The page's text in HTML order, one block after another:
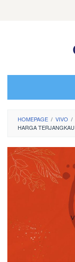
HOMEPAGE / VIVO /
HARGA TERJANGKAU